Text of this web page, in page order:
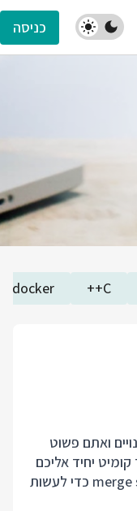
כניסה
C++
docker
ואתם פשוט
יחיד אליכם
לעץ? ככה תוכלו להשתמש ב merge squash כדי לעשות